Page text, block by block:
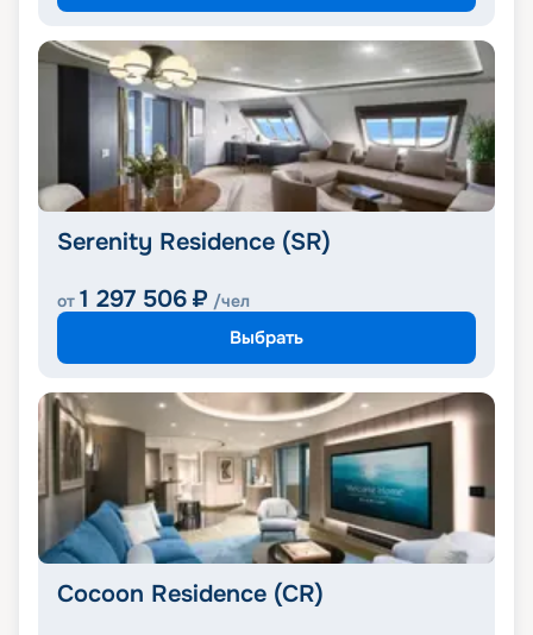
Serenity Residence (SR)
от 1 297 506 ₽ /чел
Выбрать
Cocoon Residence (CR)